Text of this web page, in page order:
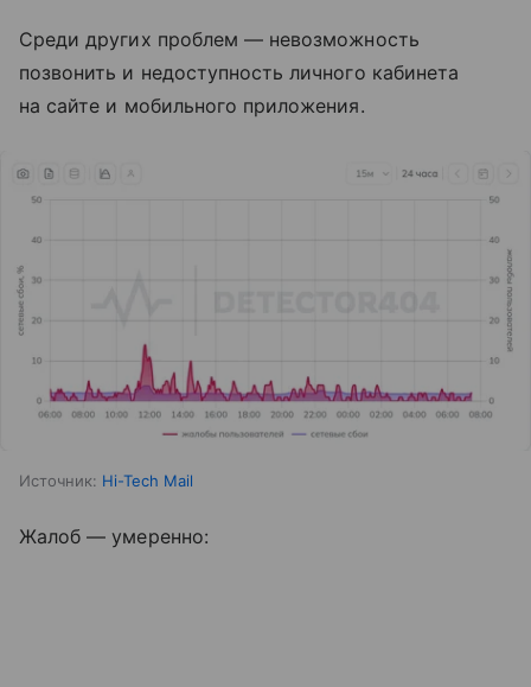
Среди других проблем — невозможность
позвонить и недоступность личного кабинета
на сайте и мобильного приложения.
Источник: Hi-Tech Mail
Жалоб — умеренно: